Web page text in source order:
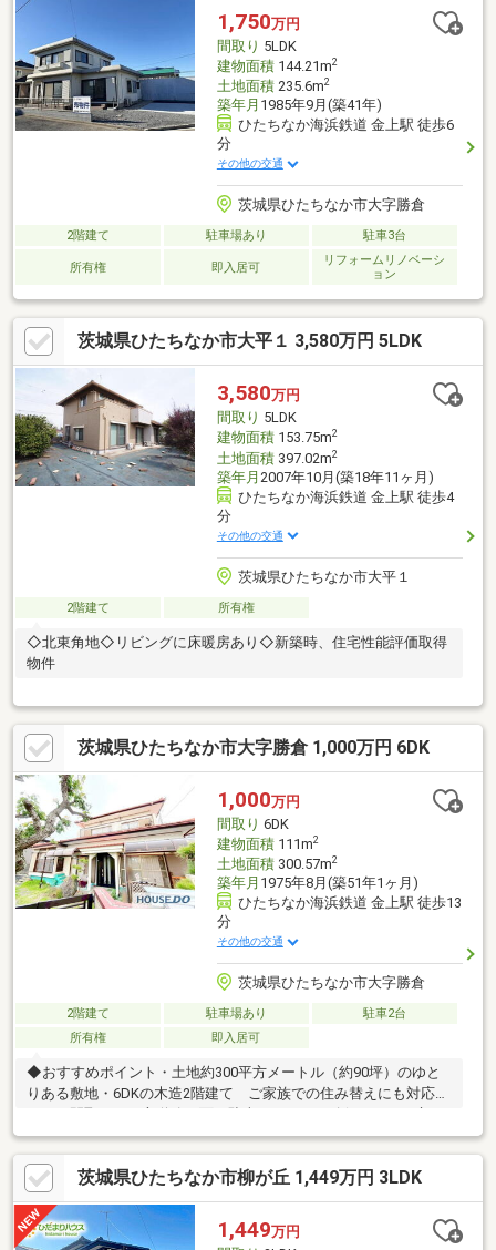
定を複数社比較し、情報を元にアドバイス等々、知識や経験を活
かしてお客様に合ったオーダーメイドをご提案！笑顔のスタッフ
が家づくりを楽しく、【失敗しない家づくり】をご提供中♪
1,750万円
間取り 5LDK
建物面積144.21m2
土地面積235.6m2
築年月 1985年9月(築41年)
ひたちなか海浜鉄道 金上駅 徒歩6
分
その他の交通
茨城県ひたちなか市大字勝倉
2階建て 駐車場あり 駐車3台
所有権 即入居可
リフォームリノベーシ
ョン
茨城県ひたちなか市大平１ 3,580万円 5LDK
3,580万円
間取り 5LDK
建物面積153.75m2
土地面積397.02m2
築年月 2007年10月(築18年11ヶ月)
ひたちなか海浜鉄道 金上駅 徒歩4
分
その他の交通
茨城県ひたちなか市大平１
2階建て 所有権
◇北東角地◇リビングに床暖房あり◇新築時、住宅性能評価取得
物件
茨城県ひたちなか市大字勝倉 1,000万円 6DK
1,000万円
間取り 6DK
建物面積111m2
土地面積300.57m2
築年月 1975年8月(築51年1ヶ月)
ひたちなか海浜鉄道 金上駅 徒歩13
分
その他の交通
茨城県ひたちなか市大字勝倉
2階建て 駐車場あり
駐車2台
所有権
即入居可
◆おすすめポイント・土地約300平方メートル（約90坪）のゆと
りある敷地・6DKの木造2階建て ご家族での住み替えにも対応し
地・現況は空家のため引渡しは即時対応が可能◆周辺環境第一種
低層住居専用地域に位置する閑静な住宅地です。最寄駅へは徒歩
13分で通勤通学にも動きやすい環境です。◆ご案内現地のご見学
は随時承っております。お気軽にお問い合わせください。
茨城県ひたちなか市柳が丘 1,449万円 3LDK
1,449万円